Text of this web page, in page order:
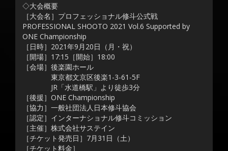
◇大会概要
［大会名］プロフェッショナル修斗公式戦
PROFESSIONAL SHOOTO 2021 Vol.6 Supported by
ONE Championship
［日時］2021年9月20日（月・祝）
［開場］17:15［開始］18:00
［会場］後楽園ホール
東京都文京区後楽1-3-61-5F
JR「水道橋駅」より徒歩3分
［後援］ONE Championship
［協力］一般社団法人日本修斗協会
［認定］インターナショナル修斗コミッション
［主催］株式会社サステイン
［チケット発売日］7月31日（土）
［チケット料金］